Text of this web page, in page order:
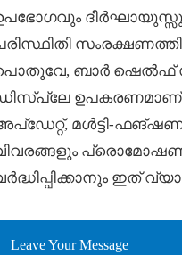
ബാർ ഷെൽഫ്
ഉപകരണമാണ്.
മൾട്ടി-
പ്രൊമോഷണൽ
ഇത്
Leave Your Message